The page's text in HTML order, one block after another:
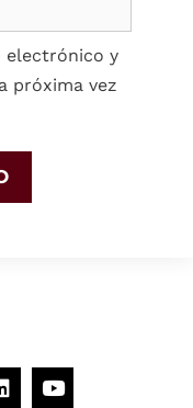
electrónico y
próxima vez